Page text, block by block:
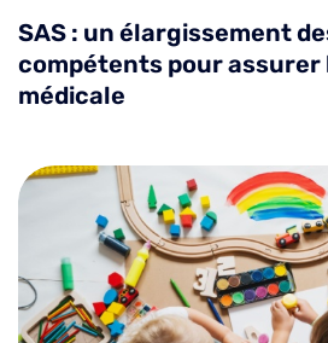
SAS : un élargissement
compétents pour
médicale